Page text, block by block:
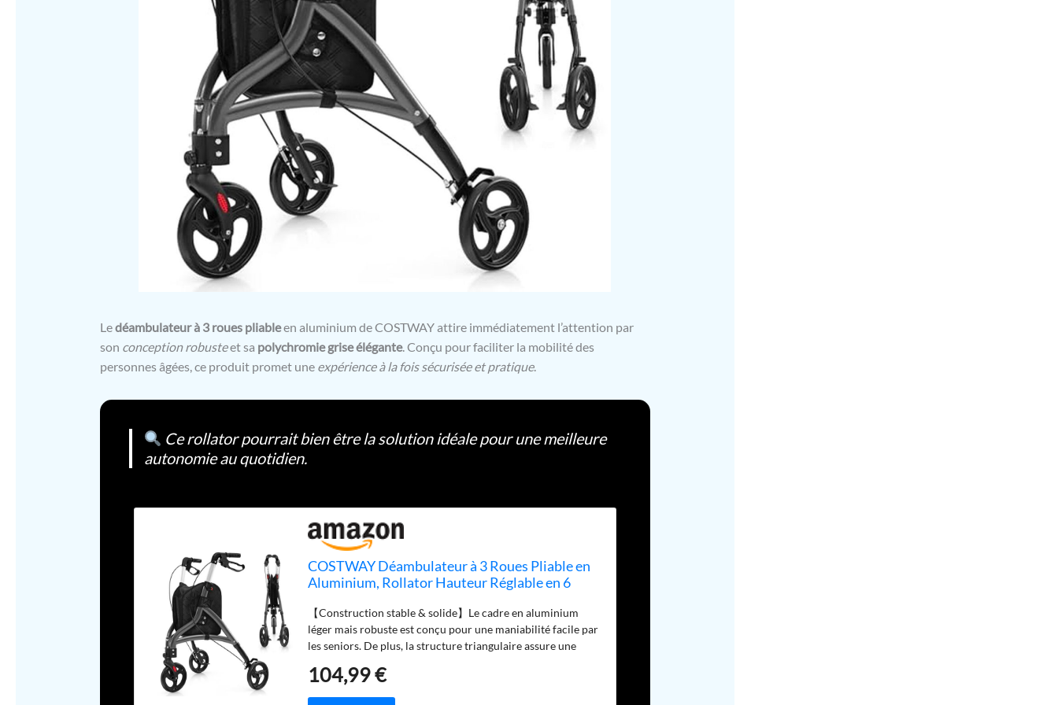
Ledéambulateur à 3 roues pliableen aluminium de COSTWAY attire immédiatement l’attention par
son conception robusteet sa polychromie grise élégante. Conçu pour faciliter la mobilité des
personnes âgées, ce produit promet une expérience à la fois sécurisée et pratique.
Ce rollator pourrait bien être la solution idéale pour une meilleure
autonomie au quotidien.
COSTWAY Déambulateur à 3 Roues Pliable en
Aluminium, Rollator Hauteur Réglable en 6
136KG, pour Personnes Âgées, Intérieur &
Extérieur (Gris)
【Construction stable & solide】Le cadre en aluminium
léger mais robuste est conçu pour une maniabilité facile par
les seniors. De plus, la structure triangulaire assure une
kg. 【Grandes roues pour diverses surfaces】Ce
déambulateur est équipé de roues antidérapantes,
104,99 €